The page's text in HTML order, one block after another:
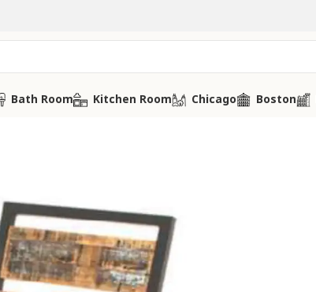
Bath Room Kitchen Room Chicago Boston